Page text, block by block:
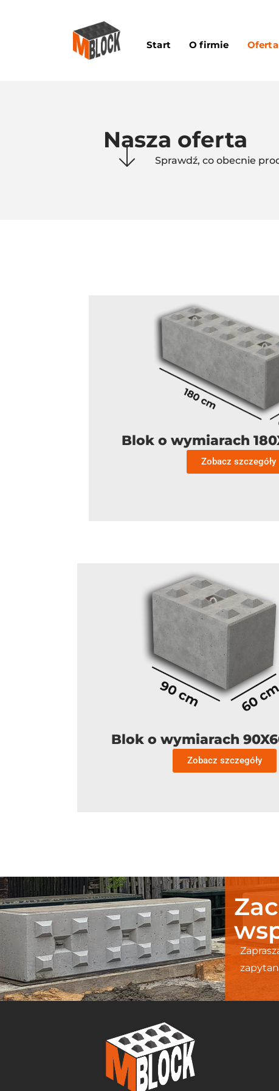
Start O firmie Oferta
Nasza oferta
Sprawdź, co obecnie
Blok o wymiarach
Zobacz szczegóły
Blok o wymiarach
Zobacz szczegóły